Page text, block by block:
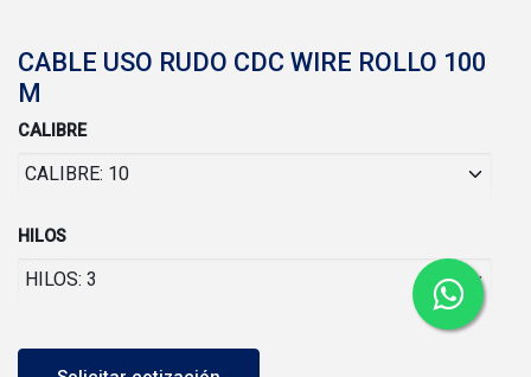
CABLE USO RUDO CDC WIRE ROLLO 100
M
CALIBRE
HILOS